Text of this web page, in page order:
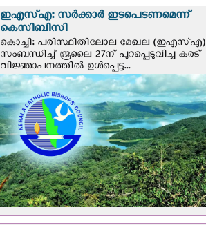
ഇഎസ്എ: സര്‍ക്കാര്‍ ഇടപെടണമെന്ന്
കെ‌സി‌ബി‌സി
കൊച്ചി: പരിസ്ഥിതിലോല മേഖല (ഇഎസ്എ)
സംബന്ധിച്ച് ജൂലൈ 27ന് പുറപ്പെടുവിച്ച കരട്
വിജ്ഞാപനത്തിൽ ഉൾപ്പെട്ട...